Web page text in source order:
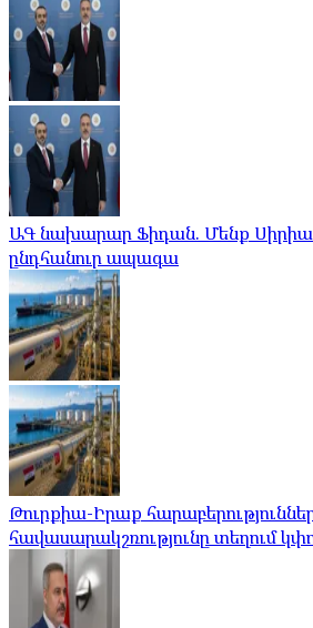
ԱԳ նախարար Ֆիդան. Մենք
ընդհանուր ապագա
Թուրքիա-Իրաք
հավասարակշռությունը տեղում